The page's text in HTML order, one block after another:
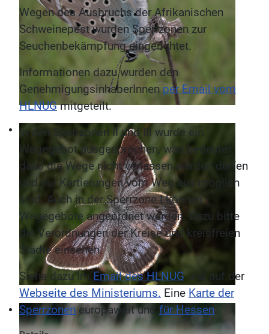
Wegen des Ausbruchs der Afrikanischen
Schweinepest wurden Sperrzonen zur
Seuchenbekämpfung eingerichtet.
Informationen dazu wurden den
GenehmigungsinhaberInnenper Email vom
HLNUGmitgeteilt.
In den Sperrzonen II und III wurde ein
Wegegebot ausgesprochen, was bedeutet,
dass die Wege nicht verlassen werden dürfen
und nur Kartierungen vom Weg aus möglich
sind. Auch in der Sperrzone I können
Wegegebote angeordnet werden. Dazu bitte
die Verordnungen der Kreise und kreisfreien
Städte einsehen.
Siehe dazu im Email des HLNUGund auf der
Webseite des Ministeriums. Eine Karte der
Sperrzoneneuropaweit und für Hessen